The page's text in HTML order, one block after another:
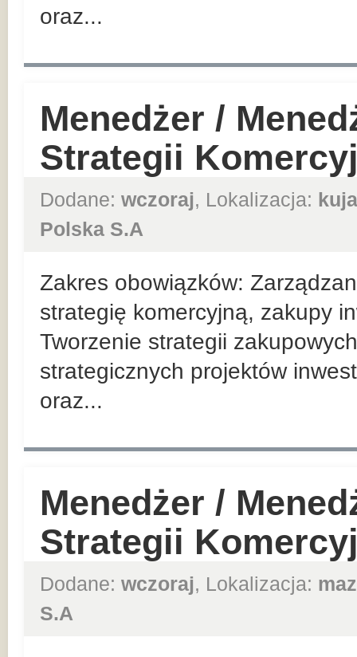
oraz...
Menedżer /
Strategii
Dodane: wczoraj, Lokalizacja:
Polska S.A
Zakres obowiązków:
strategię komercyjną, zakupy
Tworzenie strategii
strategicznych projektów
oraz...
Menedżer /
Strategii
Dodane: wczoraj, Lokalizacja:
S.A